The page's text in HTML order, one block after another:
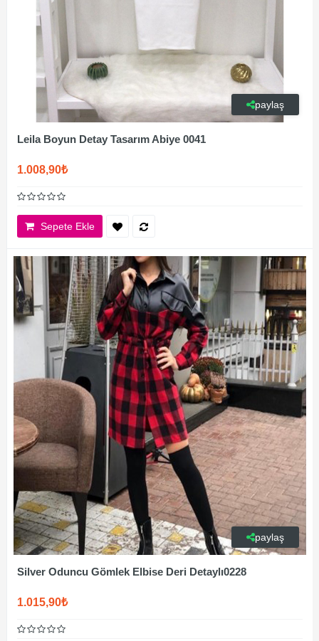
paylaş
Leila Boyun Detay Tasarım Abiye 0041
1.008,90₺
Sepete Ekle
paylaş
Silver Oduncu Gömlek Elbise Deri Detaylı0228
1.015,90₺